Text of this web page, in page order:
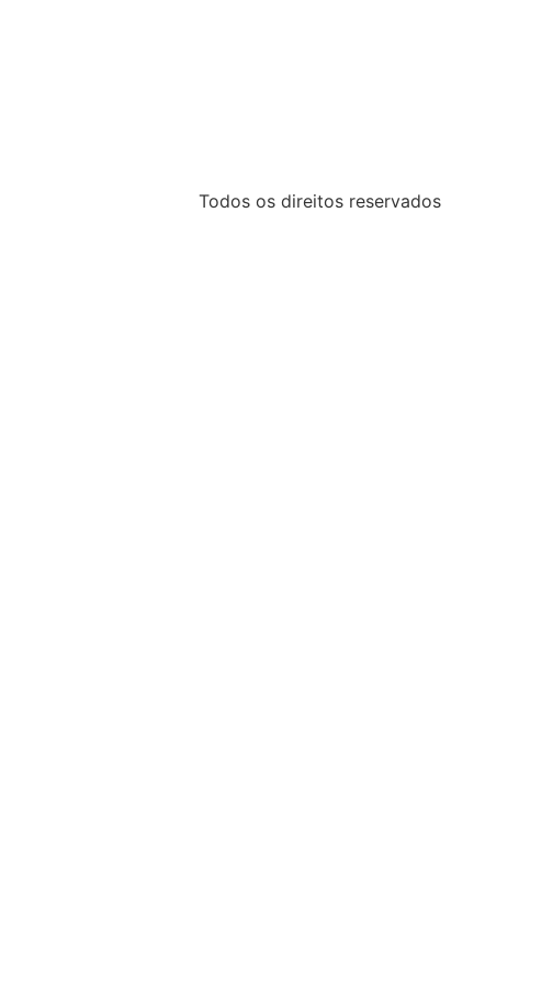
Todos os direitos reservados